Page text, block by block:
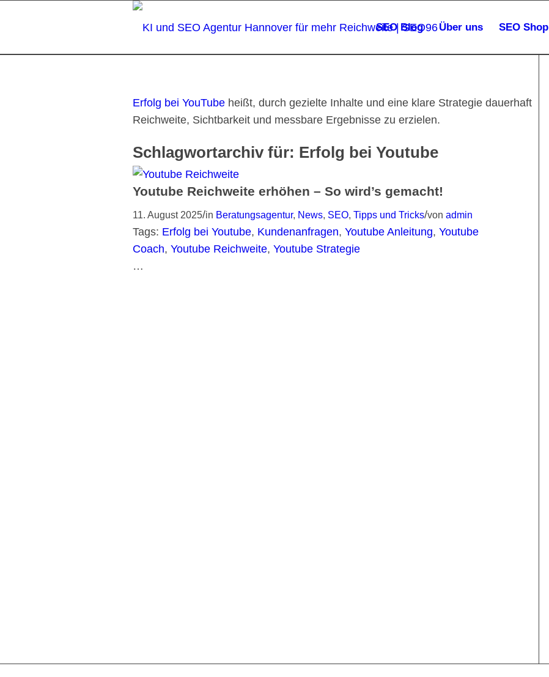
SEO Blog Über uns SEO Shop
Erfolg bei YouTube heißt, durch gezielte Inhalte und eine klare Strategie dauerhaft
Reichweite, Sichtbarkeit und messbare Ergebnisse zu erzielen.
Schlagwortarchiv für: Erfolg bei Youtube
Youtube Reichweite erhöhen – So wird’s gemacht!
11. August 2025/in Beratungsagentur, News, SEO, Tipps und Tricks/von admin
Tags: Erfolg bei Youtube, Kundenanfragen, Youtube Anleitung, Youtube
Coach, Youtube Reichweite, Youtube Strategie
…